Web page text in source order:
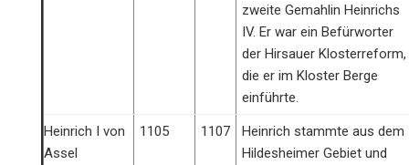
zweite Gemahlin Heinrichs
IV. Er war ein Befürworter
der Hirsauer Klosterreform,
die er im Kloster Berge
einführte.
Heinrich I von
Assel
1105 1107
Heinrich stammte aus dem
Hildesheimer Gebiet und